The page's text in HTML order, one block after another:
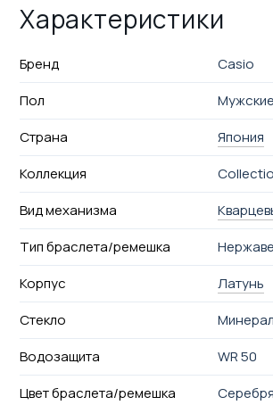
Характеристики
Бренд
Casio
Пол
Мужские
Страна
Япония
Коллекция
Вид механизма
Тип браслета/ремешка
Корпус
Латунь
Стекло
Водозащита
WR 50
Цвет браслета/ремешка